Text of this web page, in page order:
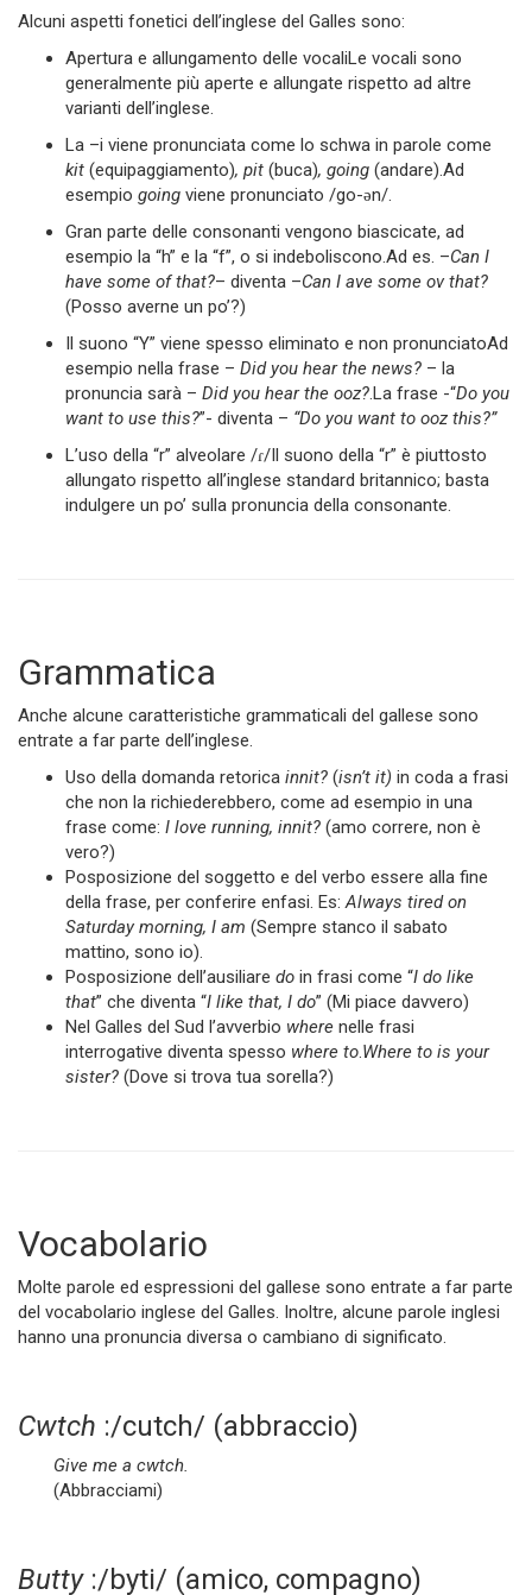
Alcuni aspetti fonetici dell’inglese del Galles sono:
Apertura e allungamento delle vocaliLe vocali sono
generalmente più aperte e allungate rispetto ad altre
varianti dell’inglese.
La –i viene pronunciata come lo schwa in parole come
kit (equipaggiamento), pit (buca), going (andare).Ad
esempio going viene pronunciato /go-ǝn/.
Gran parte delle consonanti vengono biascicate, ad
esempio la “h” e la “f”, o si indeboliscono.Ad es. –Can I
have some of that?– diventa –Can I ave some ov that?
(Posso averne un po’?)
Il suono “Y” viene spesso eliminato e non pronunciatoAd
esempio nella frase – Did you hear the news? – la
pronuncia sarà – Did you hear the ooz?.La frase -“Do you
want to use this?”- diventa – “Do you want to ooz this?”
L’uso della “r” alveolare /ɾ/Il suono della “r” è piuttosto
allungato rispetto all’inglese standard britannico; basta
indulgere un po’ sulla pronuncia della consonante.
Grammatica
Anche alcune caratteristiche grammaticali del gallese sono
entrate a far parte dell’inglese.
Uso della domanda retorica innit? (isn’t it) in coda a frasi
che non la richiederebbero, come ad esempio in una
frase come: I love running, innit? (amo correre, non è
vero?)
Posposizione del soggetto e del verbo essere alla fine
della frase, per conferire enfasi. Es:Always tired on
Saturday morning, I am (Sempre stanco il sabato
mattino, sono io).
Posposizione dell’ausiliare do in frasi come “I do like
that” che diventa “I like that, I do” (Mi piace davvero)
Nel Galles del Sud l’avverbio where nelle frasi
interrogative diventa spesso where to.Where to is your
sister? (Dove si trova tua sorella?)
Vocabolario
Molte parole ed espressioni del gallese sono entrate a far parte
del vocabolario inglese del Galles. Inoltre, alcune parole inglesi
hanno una pronuncia diversa o cambiano di significato.
Cwtch :/cutch/ (abbraccio)
Give me a cwtch.
(Abbracciami)
Butty:/byti/ (amico, compagno)